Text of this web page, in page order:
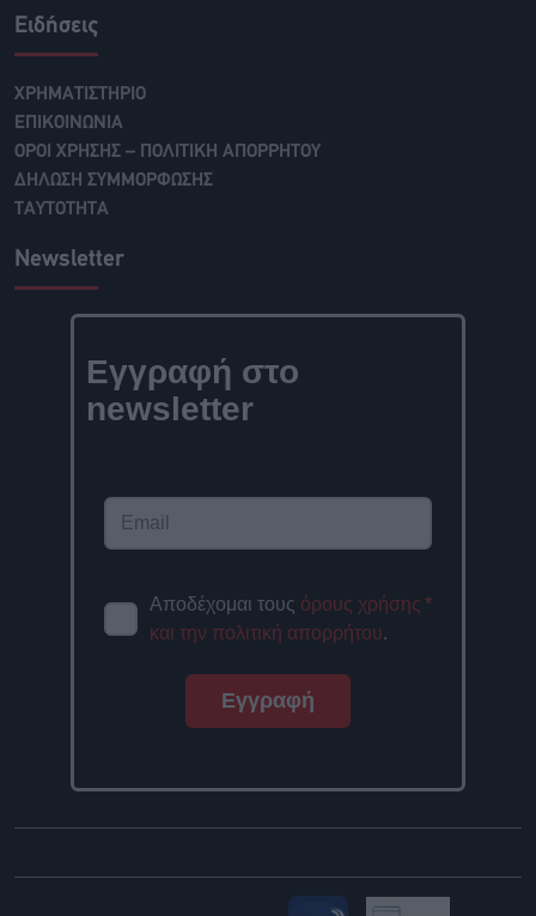
Ειδήσεις
ΧΡΗΜΑΤΙΣΤΗΡΙΟ
ΕΠΙΚΟΙΝΩΝΙΑ
ΟΡΟΙ ΧΡΗΣΗΣ – ΠΟΛΙΤΙΚΗ ΑΠΟΡΡΗΤΟΥ
ΔΗΛΩΣΗ ΣΥΜΜΟΡΦΩΣΗΣ
ΤΑΥΤΟΤΗΤΑ
Newsletter
Εγγραφή στο
newsletter
Αποδέχομαι τους όρους χρήσης
και την πολιτική απορρήτου.
*
Εγγραφή